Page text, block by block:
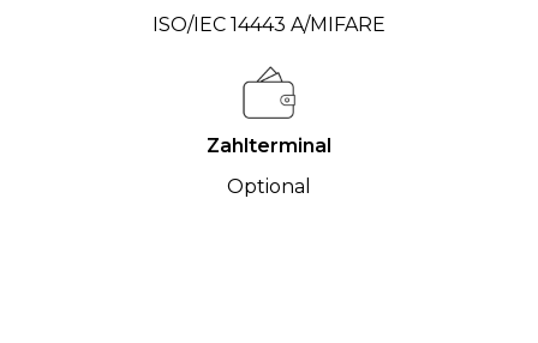
ISO/IEC 14443 A/MIFARE
Zahlterminal
Optional